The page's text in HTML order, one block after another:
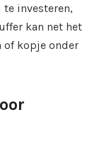
investeren,
kan net het
kopje onder